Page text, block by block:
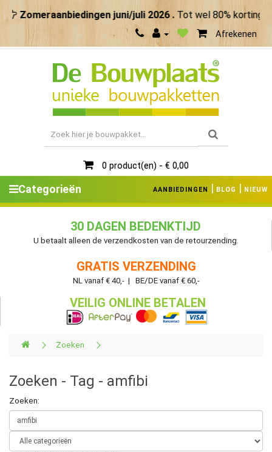
Zomeraanbiedingen juni/juli 2026 .Tot wel 80% korting.
Afrekenen
0 product(en) - € 0,00
Categorieën AANBIEDINGEN | BLOG | NIEUW
30 DAGEN BEDENKTIJD
U betaalt alleen de verzendkosten van de retourzending.
GRATIS VERZENDING
NL vanaf € 40,- | BE/DE vanaf € 60,-
VEILIG ONLINE BETALEN
Zoeken
Zoeken - Tag - amfibi
Zoeken: